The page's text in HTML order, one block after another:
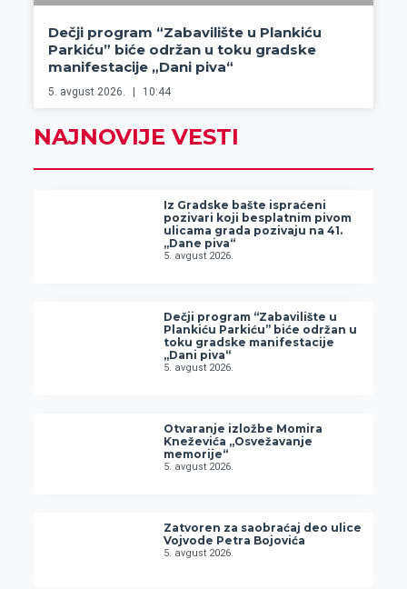
Dečji program “Zabavilište u Plankiću
Parkiću” biće održan u toku gradske
manifestacije „Dani piva“
5. avgust 2026. 10:44
NAJNOVIJE VESTI
Iz Gradske bašte ispraćeni
pozivari koji besplatnim pivom
ulicama grada pozivaju na 41.
„Dane piva“
5. avgust 2026.
Dečji program “Zabavilište u
Plankiću Parkiću” biće održan u
toku gradske manifestacije
„Dani piva“
5. avgust 2026.
Otvaranje izložbe Momira
Kneževića „Osvežavanje
memorije“
5. avgust 2026.
Zatvoren za saobraćaj deo ulice
Vojvode Petra Bojovića
5. avgust 2026.